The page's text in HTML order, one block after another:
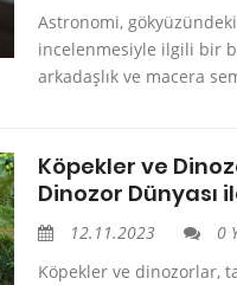
Astronomi,
incelenmesiyle ilgili bir
arkadaşlık ve macera
Köpekler ve
Dinozor Dünyası
12.11.2023
0
Köpekler ve dinozorlar,